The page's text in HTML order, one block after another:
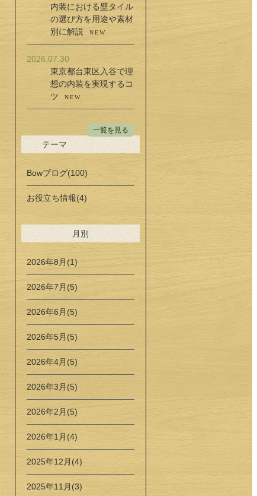
内装における壁タイル
の選び方を用途や素材
別に解説
NEW
2026.07.30
東京都台東区入谷で理
想の内装を実現するコ
ツ
NEW
一覧を見る
テーマ
Bowブログ(100)
お役立ち情報(4)
月別
2026年8月(1)
2026年7月(5)
2026年6月(5)
2026年5月(5)
2026年4月(5)
2026年3月(5)
2026年2月(5)
2026年1月(4)
2025年12月(4)
2025年11月(3)